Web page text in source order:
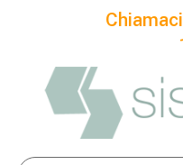
Chiamaci